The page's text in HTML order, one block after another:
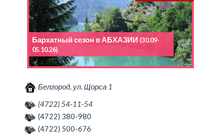
Бархатный сезон в АБХАЗИИ (30.09-
05.10.26)
Белгород, ул. Щорса 1
(4722) 54-11-54
(4722) 380-980
(4722) 500-676